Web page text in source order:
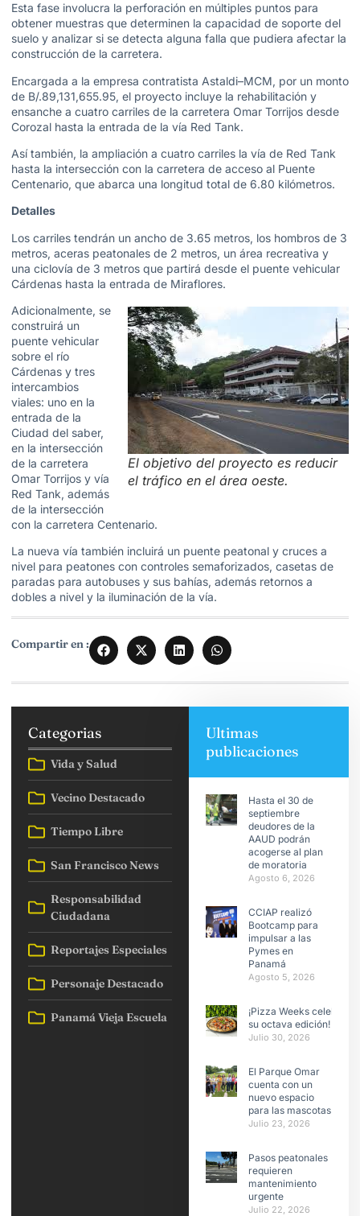
Esta fase involucra la perforación en múltiples puntos para
obtener muestras que determinen la capacidad de soporte del
suelo y analizar si se detecta alguna falla que pudiera afectar la
construcción de la carretera.
Encargada a la empresa contratista Astaldi–MCM, por un monto
de B/.89,131,655.95, el proyecto incluye la rehabilitación y
ensanche a cuatro carriles de la carretera Omar Torrijos desde
Corozal hasta la entrada de la vía Red Tank.
Así también, la ampliación a cuatro carriles la vía de Red Tank
hasta la intersección con la carretera de acceso al Puente
Centenario, que abarca una longitud total de 6.80 kilómetros.
Detalles
Los carriles tendrán un ancho de 3.65 metros, los hombros de 3
metros, aceras peatonales de 2 metros, un área recreativa y
una ciclovía de 3 metros que partirá desde el puente vehicular
Cárdenas hasta la entrada de Miraflores.
El objetivo del proyecto es reducir
el tráfico en el área oeste.
Adicionalmente, se
construirá un
puente vehicular
sobre el río
Cárdenas y tres
intercambios
viales: uno en la
entrada de la
Ciudad del saber,
en la intersección
de la carretera
Omar Torrijos y vía
Red Tank, además
de la intersección
con la carretera Centenario.
La nueva vía también incluirá un puente peatonal y cruces a
nivel para peatones con controles semaforizados, casetas de
paradas para autobuses y sus bahías, además retornos a
dobles a nivel y la iluminación de la vía.
Compartir en :
Categorias
Vida y Salud
Vecino Destacado
Tiempo Libre
San Francisco News
Responsabilidad
Ciudadana
Reportajes Especiales
Personaje Destacado
Panamá Vieja Escuela
Ultimas
publicaciones
Hasta el 30 de
septiembre
deudores de la
AAUD podrán
acogerse al plan
de moratoria
Agosto 6, 2026
CCIAP realizó
Bootcamp para
impulsar a las
Pymes en
Panamá
Agosto 5, 2026
¡Pizza Weeks celebra
su octava edición!
Julio 30, 2026
El Parque Omar
cuenta con un
nuevo espacio
para las mascotas
Julio 23, 2026
Pasos peatonales
requieren
mantenimiento
urgente
Julio 22, 2026